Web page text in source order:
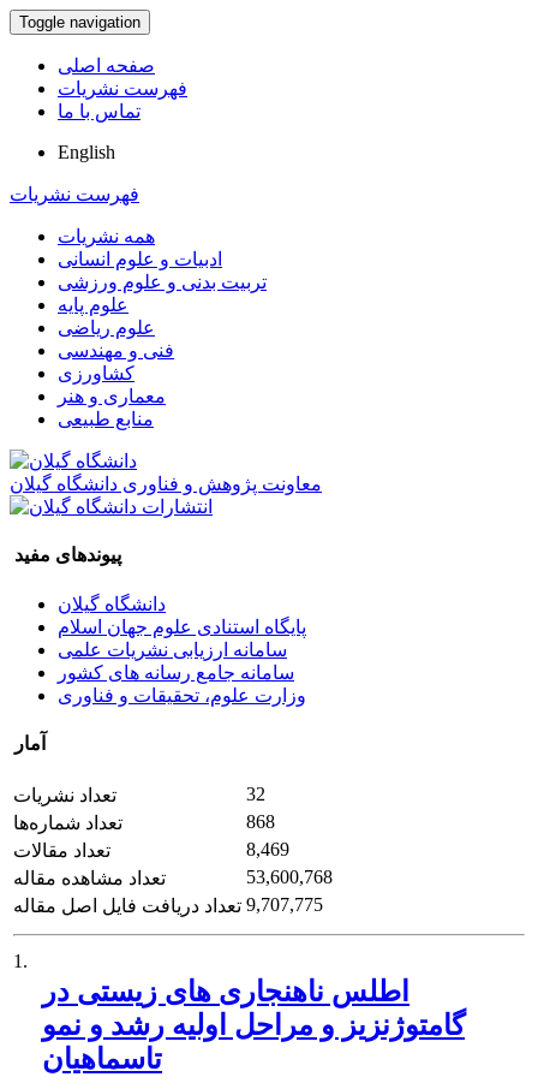
Toggle navigation
صفحه اصلی
فهرست نشریات
تماس با ما
English
فهرست نشریات
همه نشریات
ادبیات و علوم انسانی
تربیت بدنی و علوم ورزشی
علوم پایه
علوم ریاضی
فنی و مهندسی
کشاورزی
معماری و هنر
منابع طبیعی
معاونت پژوهش و فناوری دانشگاه گیلان
پیوندهای مفید
دانشگاه گیلان
پایگاه استنادی علوم جهان اسلام
سامانه ارزیابی نشریات علمی
سامانه جامع رسانه های کشور
وزارت علوم، تحقیقات و فناوری
آمار
تعداد نشریات
32
تعداد شماره‌ها
868
تعداد مقالات
8,469
تعداد مشاهده مقاله
53,600,768
تعداد دریافت فایل اصل مقاله 9,707,775
1.
اطلس ناهنجاری های زیستی در
گامتوژنزیز و مراحل اولیه رشد و نمو
تاسماهیان